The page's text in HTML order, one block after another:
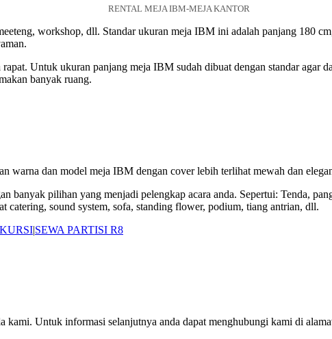
RENTAL MEJA IBM-MEJA KANTOR
workshop, dll. Standar ukuran meja IBM ini adalah panjang 180
Untuk ukuran panjang meja IBM sudah dibuat dengan standar
banyak ruang.
warna dan model meja IBM dengan cover lebih terlihat mewah dan
banyak pilihan yang menjadi pelengkap acara anda. Sepertui: Tenda,
catering, sound system, sofa, standing flower, podium, tiang antrian, dll.
|SEWA PARTISI R8
kami. Untuk informasi selanjutnya anda dapat menghubungi kami di